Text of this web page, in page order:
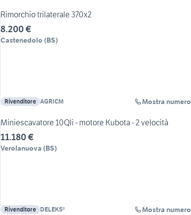
Rimorchio trilaterale 370x2
8.200 €
Castenedolo (BS)
Rivenditore AGRICM Mostra numero
Miniescavatore 10Qli - motore Kubota - 2 velocità
11.180 €
Verolanuova (BS)
Rivenditore DELEKS® Mostra numero